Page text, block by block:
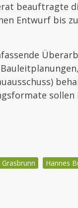
beauftragte
Entwurf bis
Grasbrunn Hannes